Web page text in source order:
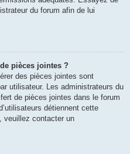
du forum afin de lui
pièces jointes ?
des pièces jointes sont
utilisateur. Les administrateurs du
de pièces jointes dans le forum
détiennent cette
veuillez contacter un